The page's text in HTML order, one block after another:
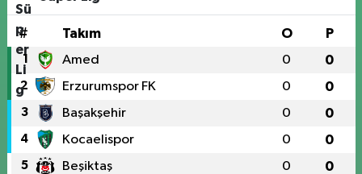
# Takım O P
1 Amed 0 0
2 Erzurumspor FK 0 0
3 Başakşehir 0 0
4 Kocaelispor 0 0
5 Beşiktaş 0 0